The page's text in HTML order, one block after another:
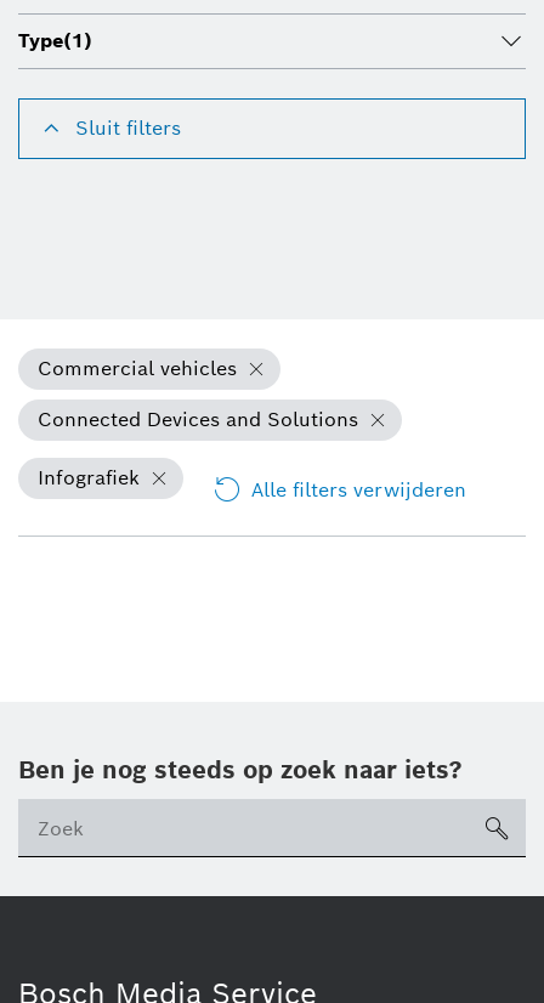
Type(1)
Sluit filters
Commercial vehicles
Connected Devices and Solutions
Infografiek Alle filters verwijderen
Ben je nog steeds op zoek naar iets?
Bosch Media Service